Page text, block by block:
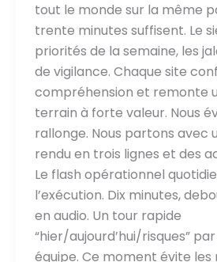
tout le monde sur la même
trente minutes suffisent. Le
priorités de la semaine, les
de vigilance. Chaque site
compréhension et remonte
terrain à forte valeur. Nous
rallonge. Nous partons avec
rendu en trois lignes et des
Le flash opérationnel
l’exécution. Dix minutes,
en audio. Un tour rapide
“hier/aujourd’hui/risques”
équipe. Ce moment évite les